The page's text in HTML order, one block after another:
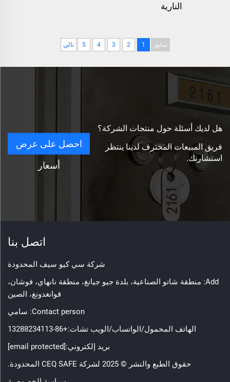
النارية
سابق 1
2
3
4
5 تالي
هل لديك أسئلة حول منتجات الشركة؟
فريق المبيعات المحترف لدينا ينتظر
استشارتك.
احصل على عرض
أسعار
اتصل بنا
شركة سي كيو سيف المحدودة
Add: منطقة شاتو الصناعية، بلدة جيو جيانغ، منطقة نانهاي، فوشان،
قوانغدونغ، الصين
Contact person: سامي
الهاتف المحمول/الواتساب/الويب تشات:+86-13288234113
بريد إلكتروني:[email protected]
حقوق الطبع والنشر © 2025 لشركة CEQ SAFE المحدودة.